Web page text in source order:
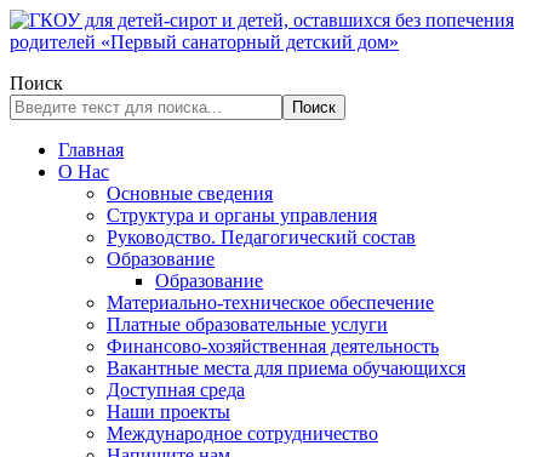
Поиск
Поиск
Главная
О Нас
Основные сведения
Структура и органы управления
Руководство. Педагогический состав
Образование
Образование
Материально-техническое обеспечение
Платные образовательные услуги
Финансово-хозяйственная деятельность
Вакантные места для приема обучающихся
Доступная среда
Наши проекты
Международное сотрудничество